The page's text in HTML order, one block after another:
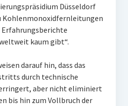
Düsseldorf
Kohlenmonoxidfernleitungen
kaum gibt“.
darauf hin, dass das
durch technische
aber nicht eliminiert
bis hin zum Vollbruch der